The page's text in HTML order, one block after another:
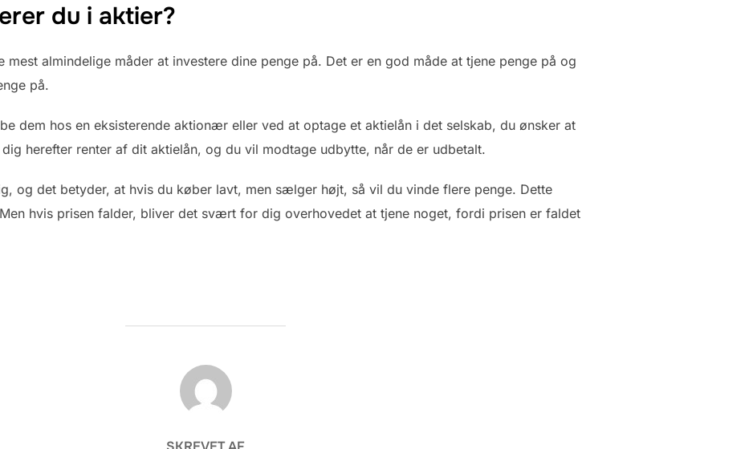
du i aktier?
mest almindelige måder at investere dine penge på. Det er en god måde at tjene penge på og
på.
dem hos en eksisterende aktionær eller ved at optage et aktielån i det selskab, du ønsker at
herefter renter af dit aktielån, og du vil modtage udbytte, når de er udbetalt.
og det betyder, at hvis du køber lavt, men sælger højt, så vil du vinde flere penge. Dette
hvis prisen falder, bliver det svært for dig overhovedet at tjene noget, fordi prisen er faldet
FORFATTER